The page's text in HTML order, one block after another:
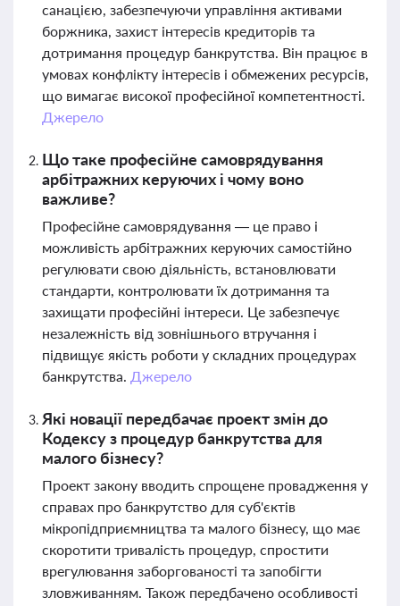
санацією, забезпечуючи управління активами
боржника, захист інтересів кредиторів та
дотримання процедур банкрутства. Він працює в
умовах конфлікту інтересів і обмежених ресурсів,
що вимагає високої професійної компетентності.
Джерело
Що таке професійне самоврядування
арбітражних керуючих і чому воно
важливе?
Професійне самоврядування — це право і
можливість арбітражних керуючих самостійно
регулювати свою діяльність, встановлювати
стандарти, контролювати їх дотримання та
захищати професійні інтереси. Це забезпечує
незалежність від зовнішнього втручання і
підвищує якість роботи у складних процедурах
банкрутства. Джерело
Які новації передбачає проект змін до
Кодексу з процедур банкрутства для
малого бізнесу?
Проект закону вводить спрощене провадження у
справах про банкрутство для суб'єктів
мікропідприємництва та малого бізнесу, що має
скоротити тривалість процедур, спростити
врегулювання заборгованості та запобігти
зловживанням. Також передбачено особливості